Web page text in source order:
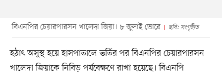
বিএনপির চেয়ারপারসন খালেদা জিয়া। ৮ জুলাই ভোরে ছবি: সংগৃহীত
হঠাৎ অসুস্থ হয়ে হাসপাতালে ভর্তির পর বিএনপির চেয়ারপারসন
খালেদা জিয়াকে নিবিড় পর্যবেক্ষণে রাখা হয়েছে। বিএনপি